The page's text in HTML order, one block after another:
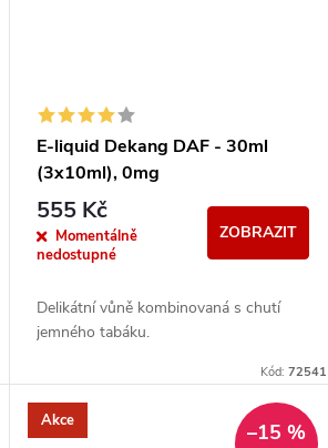
E-liquid Dekang DAF - 30ml
(3x10ml), 0mg
555 Kč
Momentálně
nedostupné
ZOBRAZIT
Delikátní vůně kombinovaná s chutí
jemného tabáku.
Kód: 72541
Akce –15 %